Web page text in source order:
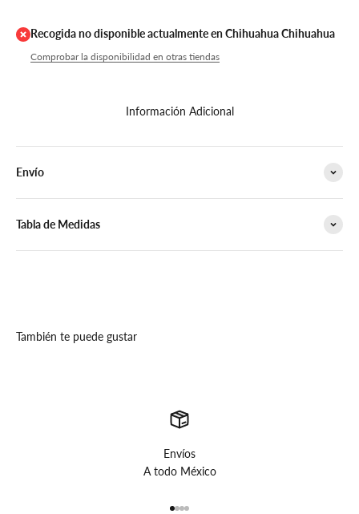
Recogida no disponible actualmente en Chihuahua Chihuahua
Comprobar la disponibilidad en otras tiendas
Información Adicional
Envío
Tabla de Medidas
También te puede gustar
Envíos
A todo México